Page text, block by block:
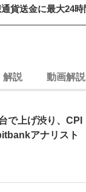
貨送金に最大24
解説 動画解説
で上げ渋り、CPI
アナリスト